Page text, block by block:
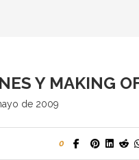
Y MAKING
de 2009
0